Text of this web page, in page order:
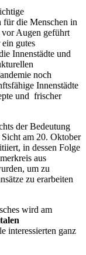
die Menschen in
Augen geführt
gutes
Innenstädte und
noch
Innenstädte
und frischer
der Bedeutung
am 20. Oktober
in dessen Folge
aus
um zu
zu erarbeiten
wird am
interessierten ganz